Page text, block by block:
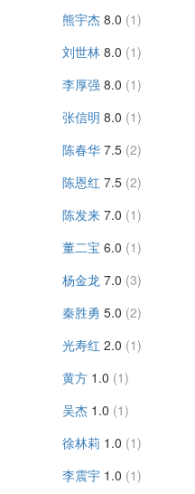
熊宇杰 8.0 (1)
刘世林 8.0 (1)
李厚强 8.0 (1)
张信明 8.0 (1)
陈春华 7.5 (2)
陈恩红 7.5 (2)
陈发来 7.0 (1)
董二宝 6.0 (1)
杨金龙 7.0 (3)
秦胜勇 5.0 (2)
光寿红 2.0 (1)
黄方 1.0 (1)
吴杰 1.0 (1)
徐林莉 1.0 (1)
李震宇 1.0 (1)